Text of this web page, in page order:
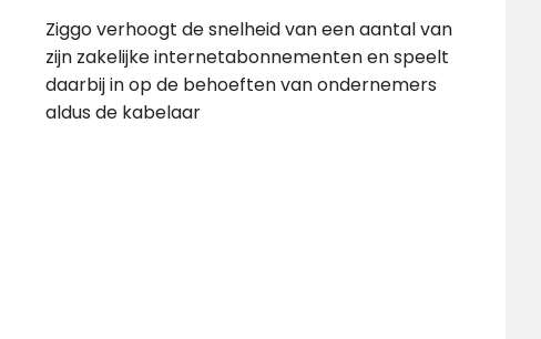
Ziggo verhoogt de snelheid van een aantal van
zijn zakelijke internetabonnementen en speelt
daarbij in op de behoeften van ondernemers
aldus de kabelaar